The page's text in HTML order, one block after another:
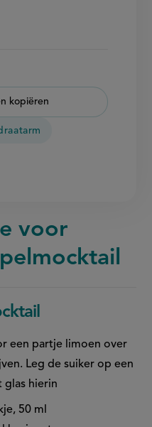
kopiëren
voor
een partje limoen over
Leg de suiker op een
glas hierin
50 ml